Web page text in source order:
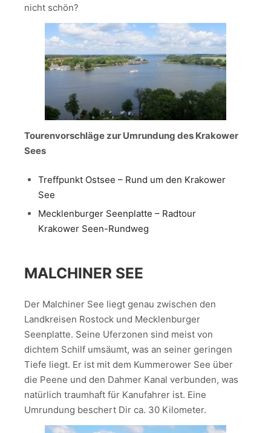
nicht schön?
Tourenvorschläge zur Umrundung des Krakower
Sees
Treffpunkt Ostsee – Rund um den Krakower
See
Mecklenburger Seenplatte – Radtour
Krakower Seen-Rundweg
MALCHINER SEE
Der Malchiner See liegt genau zwischen den
Landkreisen Rostock und Mecklenburger
Seenplatte. Seine Uferzonen sind meist von
dichtem Schilf umsäumt, was an seiner geringen
Tiefe liegt. Er ist mit dem Kummerower See über
die Peene und den Dahmer Kanal verbunden, was
natürlich traumhaft für Kanufahrer ist. Eine
Umrundung beschert Dir ca. 30 Kilometer.